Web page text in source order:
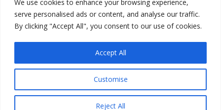
We use cookies to enhance your browsing experience,
serve personalised ads or content, and analyse our traffic.
By clicking "Accept All", you consent to our use of cookies.
Customise
Reject All
Accept All
Contact
Privacy Policy
Terms Marketing i oglašavanje